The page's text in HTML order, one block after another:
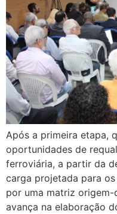
Após a primeira etapa,
oportunidades de
ferroviária, a partir da
carga projetada para
por uma matriz origem-
avança na elaboração